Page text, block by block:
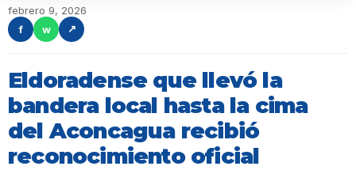
febrero 9, 2026
f
w ↗
Eldoradense que llevó la
bandera local hasta la cima
del Aconcagua recibió
reconocimiento oficial